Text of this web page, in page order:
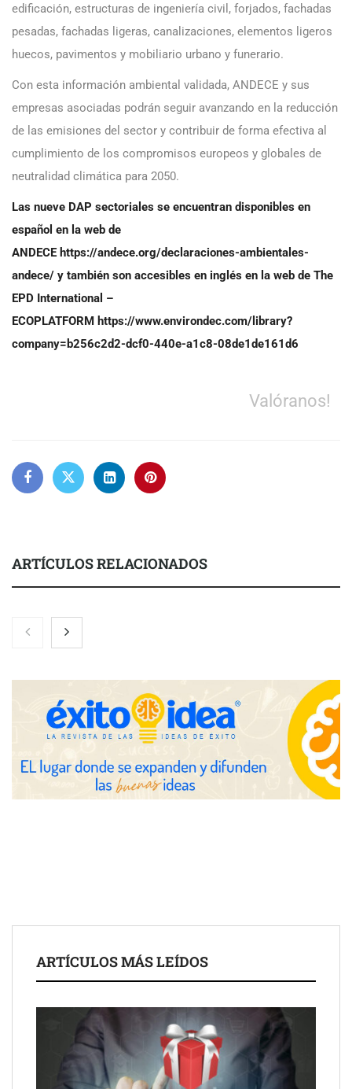
edificación, estructuras de ingeniería civil, forjados, fachadas
pesadas, fachadas ligeras, canalizaciones, elementos ligeros
huecos, pavimentos y mobiliario urbano y funerario.
Con esta información ambiental validada, ANDECE y sus
empresas asociadas podrán seguir avanzando en la reducción
de las emisiones del sector y contribuir de forma efectiva al
cumplimiento de los compromisos europeos y globales de
neutralidad climática para 2050.
Las nueve DAP sectoriales se encuentran disponibles en
español en la web de
ANDECE https://andece.org/declaraciones-ambientales-
andece/ y también son accesibles en inglés en la web de The
EPD International –
ECOPLATFORM https://www.environdec.com/library?
company=b256c2d2-dcf0-440e-a1c8-08de1de161d6
Valóranos!
ARTÍCULOS RELACIONADOS
Nicols presenta seis modelos de anillos de compromiso para el
eclipse solar del 12 de agosto
Zoomex mejora su Strategy Center con herramientas
avanzadas para trading estratégico
COMPALISS de LYSOTRIC: cuando un solo producto multiplica
las posibilidades del salón profesional
ARTÍCULOS MÁS LEÍDOS